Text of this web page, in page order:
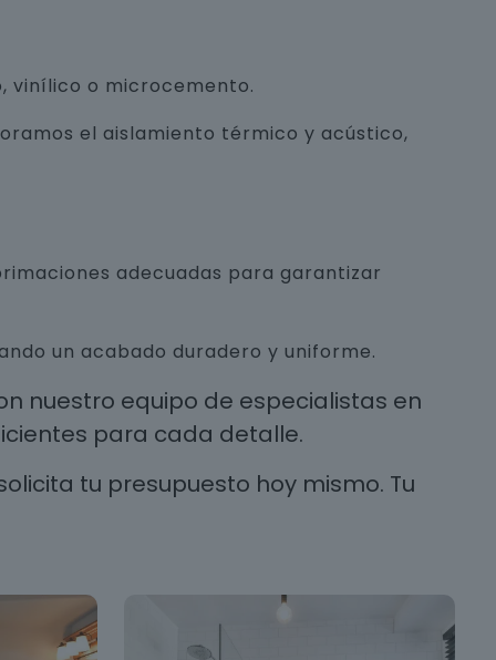
vinílico o microcemento.
el aislamiento térmico y acústico,
adecuadas para garantizar
un acabado duradero y uniforme.
nuestro equipo de especialistas en
para cada detalle.
tu presupuesto hoy mismo. Tu